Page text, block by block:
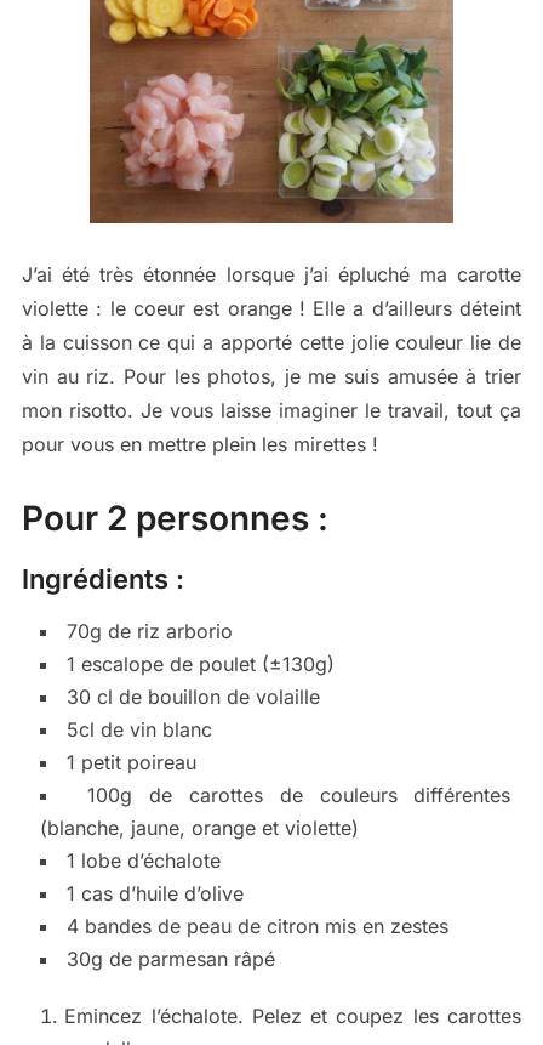
J’ai été très étonnée lorsque j’ai épluché ma carotte
violette : le coeur est orange ! Elle a d’ailleurs déteint
à la cuisson ce qui a apporté cette jolie couleur lie de
vin au riz. Pour les photos, je me suis amusée à trier
mon risotto. Je vous laisse imaginer le travail, tout ça
pour vous en mettre plein les mirettes !
Pour 2 personnes :
Ingrédients :
70g de riz arborio
1 escalope de poulet (±130g)
30 cl de bouillon de volaille
5cl de vin blanc
1 petit poireau
100g de carottes de couleurs différentes
(blanche, jaune, orange et violette)
1 lobe d’échalote
1 cas d’huile d’olive
4 bandes de peau de citron mis en zestes
30g de parmesan râpé
Emincez l’échalote. Pelez et coupez les carottes